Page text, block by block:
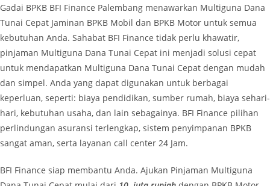
Gadai BPKB BFI Finance Palembang menawarkan Multiguna Dana
Tunai Cepat Jaminan BPKB Mobil dan BPKB Motor untuk semua
kebutuhan Anda. Sahabat BFI Finance tidak perlu khawatir,
pinjaman Multiguna Dana Tunai Cepat ini menjadi solusi cepat
untuk mendapatkan Multiguna Dana Tunai Cepat dengan mudah
dan simpel. Anda yang dapat digunakan untuk berbagai
keperluan, seperti: biaya pendidikan, sumber rumah, biaya sehari-
hari, kebutuhan usaha, dan lain sebagainya. BFI Finance pilihan
perlindungan asuransi terlengkap, sistem penyimpanan BPKB
sangat aman, serta layanan call center 24 Jam.
BFI Finance siap membantu Anda. Ajukan Pinjaman Multiguna